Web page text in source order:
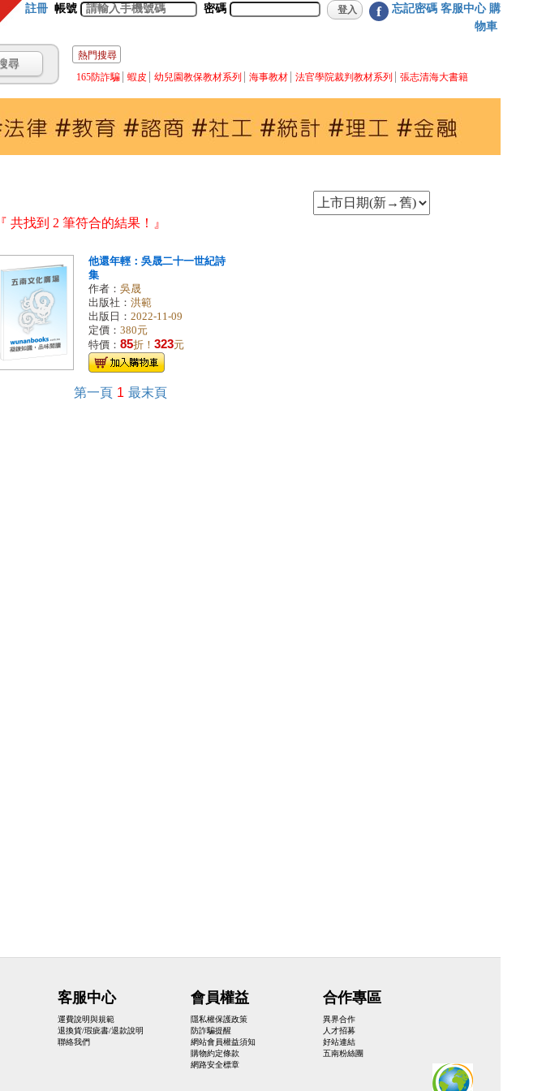
註冊 帳號 密碼 f 忘記密碼 客服中心 購
物車
熱門搜尋
165防詐騙
蝦皮 幼兒園教保教材系列 海事教材 法官學院裁判教材系列 張志清海大書籍
『 共找到 2 筆符合的結果！』
他還年輕：吳晟二十一世紀詩
集
作者： 吳晟
出版社： 洪範
出版日： 2022-11-09
定價： 380元
特價： 85折！ 323元
第一頁 1 最末頁
客服中心
運費說明與規範
退換貨/瑕疵書/退款說明
聯絡我們
會員權益
隱私權保護政策
防詐騙提醒
網站會員權益須知
購物約定條款
網路安全標章
合作專區
異界合作
人才招募
好站連結
五南粉絲團